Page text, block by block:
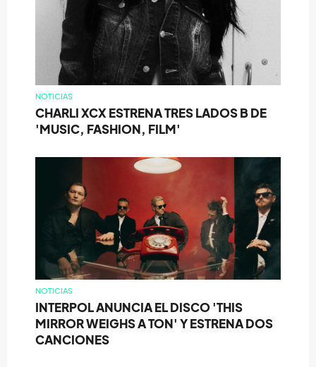
NOTICIAS
CHARLI XCX ESTRENA TRES LADOS B DE
'MUSIC, FASHION, FILM'
NOTICIAS
INTERPOL ANUNCIA EL DISCO 'THIS
MIRROR WEIGHS A TON' Y ESTRENA DOS
CANCIONES